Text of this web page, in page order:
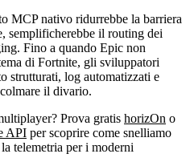
MCP nativo ridurrebbe la barriera
semplificherebbe il routing dei
Fino a quando Epic non
di Fortnite, gli sviluppatori
strutturati, log automatizzati e
il divario.
Prova gratis horizOn o
API per scoprire come snelliamo
telemetria per i moderni